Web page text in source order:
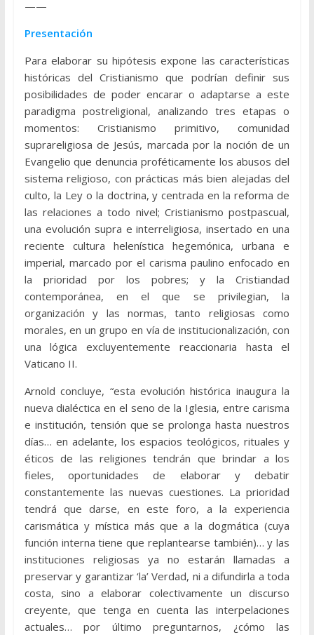
——
Presentación
Para elaborar su hipótesis expone las características
históricas del Cristianismo que podrían definir sus
posibilidades de poder encarar o adaptarse a este
paradigma postreligional, analizando tres etapas o
momentos: Cristianismo primitivo, comunidad
suprareligiosa de Jesús, marcada por la noción de un
Evangelio que denuncia proféticamente los abusos del
sistema religioso, con prácticas más bien alejadas del
culto, la Ley o la doctrina, y centrada en la reforma de
las relaciones a todo nivel; Cristianismo postpascual,
una evolución supra e interreligiosa, insertado en una
reciente cultura helenística hegemónica, urbana e
imperial, marcado por el carisma paulino enfocado en
la prioridad por los pobres; y la Cristiandad
contemporánea, en el que se privilegian, la
organización y las normas, tanto religiosas como
morales, en un grupo en vía de institucionalización, con
una lógica excluyentemente reaccionaria hasta el
Vaticano II.
Arnold concluye, “esta evolución histórica inaugura la
nueva dialéctica en el seno de la Iglesia, entre carisma
e institución, tensión que se prolonga hasta nuestros
días… en adelante, los espacios teológicos, rituales y
éticos de las religiones tendrán que brindar a los
fieles, oportunidades de elaborar y debatir
constantemente las nuevas cuestiones. La prioridad
tendrá que darse, en este foro, a la experiencia
carismática y mística más que a la dogmática (cuya
función interna tiene que replantearse también)… y las
instituciones religiosas ya no estarán llamadas a
preservar y garantizar ‘la’ Verdad, ni a difundirla a toda
costa, sino a elaborar colectivamente un discurso
creyente, que tenga en cuenta las interpelaciones
actuales… por último preguntarnos, ¿cómo las